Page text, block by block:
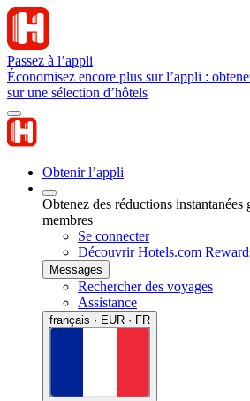
Passez à l’appli
Économisez encore plus sur l’appli :
sur une sélection d’hôtels
Obtenir l’appli
Obtenez des réductions instantanées
membres
Se connecter
Découvrir Hotels.com
Messages
Rechercher des voyages
Assistance
français · EUR · FR